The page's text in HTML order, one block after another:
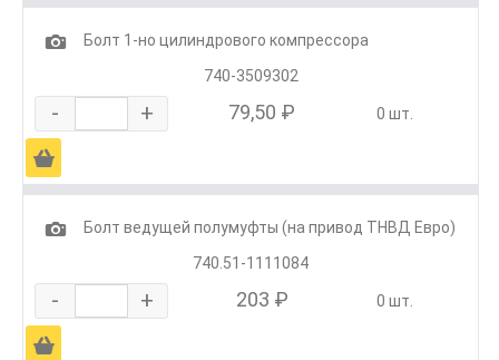
1
Болт 1-но цилиндрового компрессора
740-3509302
- + 79,50 ₽ 0 шт.
Ä
1
Болт ведущей полумуфты (на привод ТНВД Евро)
740.51-1111084
- + 203 ₽ 0 шт.
Ä